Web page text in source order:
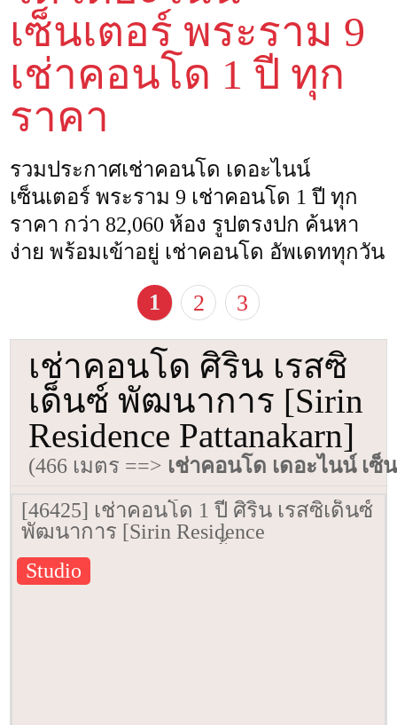
เซ็นเตอร์ พระราม 9
เช่าคอนโด 1 ปี ทุก
ราคา
รวมประกาศเช่าคอนโด เดอะไนน์
เซ็นเตอร์ พระราม 9 เช่าคอนโด 1 ปี ทุก
ราคา กว่า 82,060 ห้อง รูปตรงปก ค้นหา
ง่าย พร้อมเข้าอยู่ เช่าคอนโด อัพเดททุกวัน
1 2 3
เช่าคอนโด ศิริน เรสซิ
เด็นซ์ พัฒนาการ [Sirin
Residence Pattanakarn]
(466 เมตร ==> เช่าคอนโด เดอะไนน์ เซ็
[46425] เช่าคอนโด 1 ปี ศิริน เรสซิเด็นซ์
พัฒนาการ [Sirin Residence
Pattanakarn] 29 ตรม. ชั้น 4
Studio